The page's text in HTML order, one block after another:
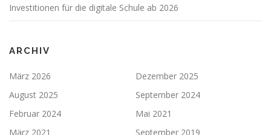
Investitionen für die digitale Schule ab 2026
ARCHIV
März 2026
Dezember 2025
August 2025
September 2024
Februar 2024
Mai 2021
März 2021
September 2019